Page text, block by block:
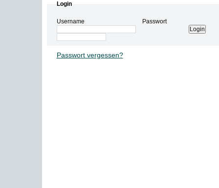
Login
Username Passwort
Passwort vergessen?